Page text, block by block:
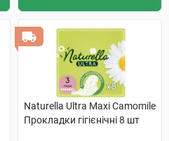
Naturella Ultra Maxi Camomile
Прокладки гігієнічні 8 шт